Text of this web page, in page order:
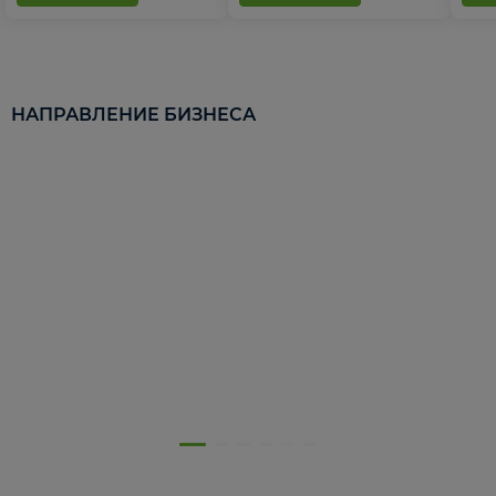
НАПРАВЛЕНИЕ БИЗНЕСА